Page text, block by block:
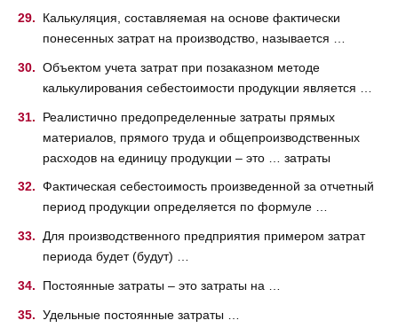
Калькуляция, составляемая на основе фактически
понесенных затрат на производство, называется …
Объектом учета затрат при позаказном методе
калькулирования себестоимости продукции является …
Реалистично предопределенные затраты прямых
материалов, прямого труда и общепроизводственных
расходов на единицу продукции – это … затраты
Фактическая себестоимость произведенной за отчетный
период продукции определяется по формуле …
Для производственного предприятия примером затрат
периода будет (будут) …
Постоянные затраты – это затраты на …
Удельные постоянные затраты …